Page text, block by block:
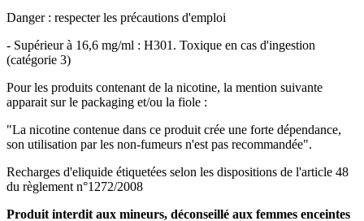
Danger : respecter les précautions d'emploi
- Supérieur à 16,6 mg/ml : H301. Toxique en cas d'ingestion
(catégorie 3)
Pour les produits contenant de la nicotine, la mention suivante
apparait sur le packaging et/ou la fiole :
"La nicotine contenue dans ce produit crée une forte dépendance,
son utilisation par les non-fumeurs n'est pas recommandée".
Recharges d'eliquide étiquetées selon les dispositions de l'article 48
du règlement n°1272/2008
Produit interdit aux mineurs, déconseillé aux femmes enceintes